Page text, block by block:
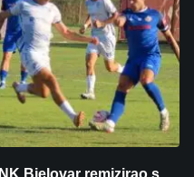
NK Bjelovar remizirao s